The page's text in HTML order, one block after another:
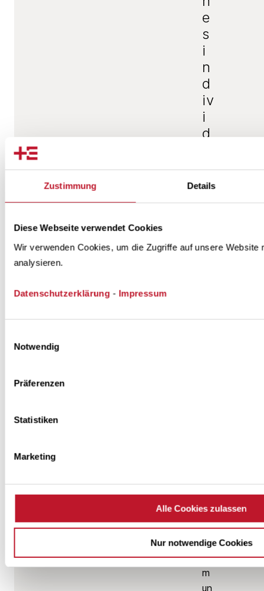
Zustimmung Details
Diese Webseite verwendet Cookies
Wir verwenden Cookies, um die Zugriffe auf unsere Website
analysieren.
Datenschutzerklärung - Impressum
Notwendig
Präferenzen
Statistiken
Marketing
Alle Cookies zulassen
Nur notwendige Cookies
e
s
i
n
d
iv
i
d
el
le
n
r
n
s
A
bs
ti
m
m
un